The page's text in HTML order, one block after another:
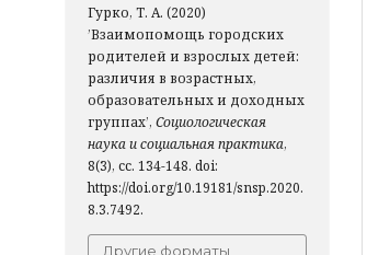
Гурко, Т. А. (2020)
’Взаимопомощь городских
родителей и взрослых детей:
различия в возрастных,
образовательных и доходных
группах’, Социологическая
наука и социальная практика,
8(3), сс. 134-148. doi:
https://doi.org/10.19181/snsp.2020.
8.3.7492.
Другие форматы